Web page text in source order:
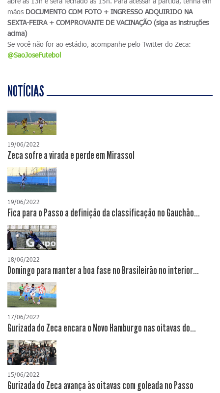
mãos DOCUMENTO COM FOTO + INGRESSO ADQUIRIDO NA
SEXTA-FEIRA + COMPROVANTE DE VACINAÇÃO (siga as instruções
acima)
Se você não for ao estádio, acompanhe pelo Twitter do Zeca:
@SaoJoseFutebol
NOTÍCIAS
19/06/2022
Zeca sofre a virada e perde em Mirassol
19/06/2022
Fica para o Passo a definição da classificação no Gauchão...
18/06/2022
Domingo para manter a boa fase no Brasileirão no interior...
17/06/2022
Gurizada do Zeca encara o Novo Hamburgo nas oitavas do...
15/06/2022
Gurizada do Zeca avança às oitavas com goleada no Passo